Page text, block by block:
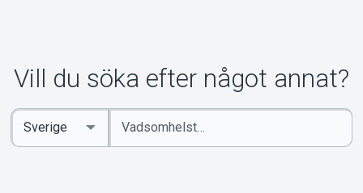
Vill du söka efter något annat?
Ange
sökord
Select
Country